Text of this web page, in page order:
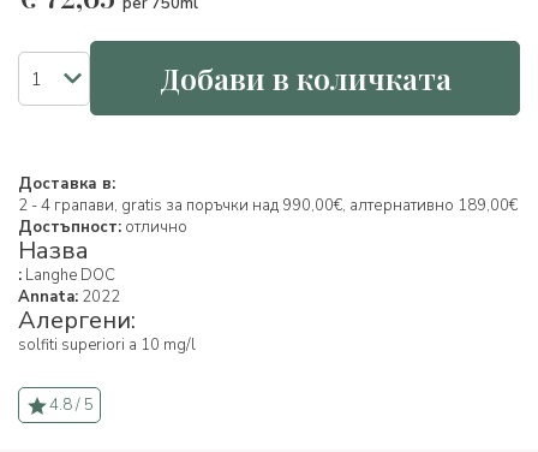
Добави в количката
Доставка в:
2 - 4 грапави, gratis за поръчки над 990,00€, алтернативно 189,00€
Достъпност: отлично
Назва
: Langhe DOC
Annata: 2022
Алергени:
solfiti superiori a 10 mg/l
4.8 / 5